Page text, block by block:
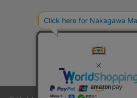
プライバシ